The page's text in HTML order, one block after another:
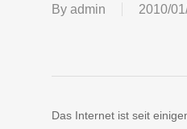
By admin 2010/
Das Internet ist seit